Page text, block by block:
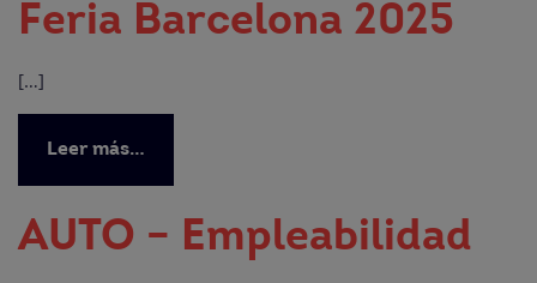
Feria Barcelona 2025
[…]
Leer más…
AUTO – Empleabilidad